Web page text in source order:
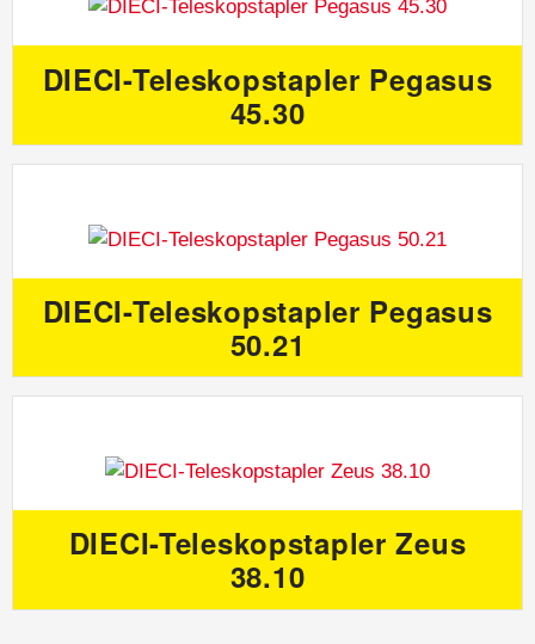
DIECI-Teleskopstapler Pegasus
45.30
DIECI-Teleskopstapler Pegasus
50.21
DIECI-Teleskopstapler Zeus
38.10